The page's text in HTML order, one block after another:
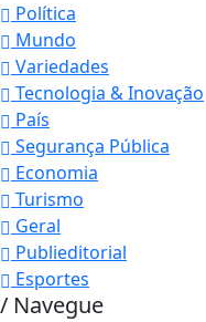
Política
Mundo
Variedades
Tecnologia & Inovação
País
Segurança Pública
Economia
Turismo
Geral
Publieditorial
Esportes
/ Navegue